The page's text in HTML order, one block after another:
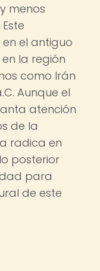
menos
el antiguo
la región
como Irán
Aunque el
atención
de la
radica en
posterior
para
de este